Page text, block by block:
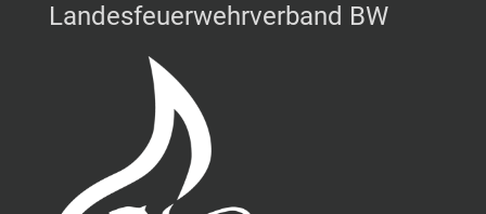
Landesfeuerwehrverband BW